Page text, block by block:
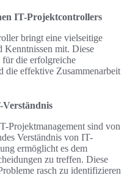
IT-Projektcontrollers
bringt eine vielseitige
Kenntnissen mit. Diese
für die erfolgreiche
die effektive Zusammenarbeit
Verständnis
Projektmanagement sind von
Verständnis von IT-
ermöglicht es dem
zu treffen. Diese
rasch zu identifizieren